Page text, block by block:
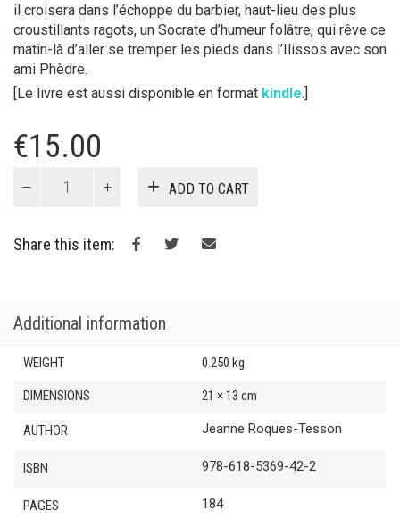
il croisera dans l’échoppe du barbier, haut-lieu des plus
croustillants ragots, un Socrate d’humeur folâtre, qui rêve ce
matin-là d’aller se tremper les pieds dans l’Ilissos avec son
ami Phèdre.
[Le livre est aussi disponible en format kindle.]
€15.00
Chroniques
quantity
ADD TO CART
Share this item:
Additional information
WEIGHT 0.250 kg
DIMENSIONS 21 × 13 cm
AUTHOR Jeanne Roques-Tesson
ISBN 978-618-5369-42-2
PAGES 184